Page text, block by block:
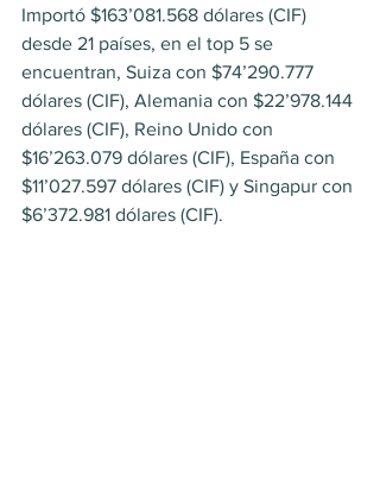
Importó $163’081.568 dólares (CIF)
desde 21 países, en el top 5 se
encuentran, Suiza con $74’290.777
dólares (CIF), Alemania con $22’978.144
dólares (CIF), Reino Unido con
$16’263.079 dólares (CIF), España con
$11’027.597 dólares (CIF) y Singapur con
$6’372.981 dólares (CIF).